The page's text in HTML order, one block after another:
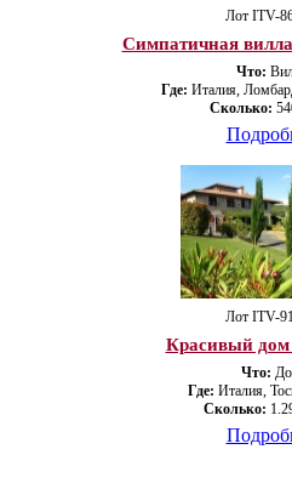
Лот ITV-
Симпатичная
Что:
Где: Италия,
Сколько:
Лот ITV-
Красивый дом
Что:
Где: Италия,
Сколько: